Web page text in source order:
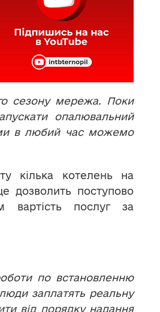
сезону мережа. Поки
опалювальний
ми в любий час можемо
кілька котелень на
дозволить поступово
вартість послуг за
по встановленню
заплатять реальну
від порядку надання